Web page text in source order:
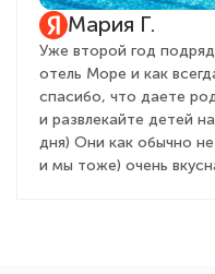
Мария Г.
Уже второй год
отель Море и как
спасибо, что даете
и развлекайте детей
дня) Они как обычно
и мы тоже) очень